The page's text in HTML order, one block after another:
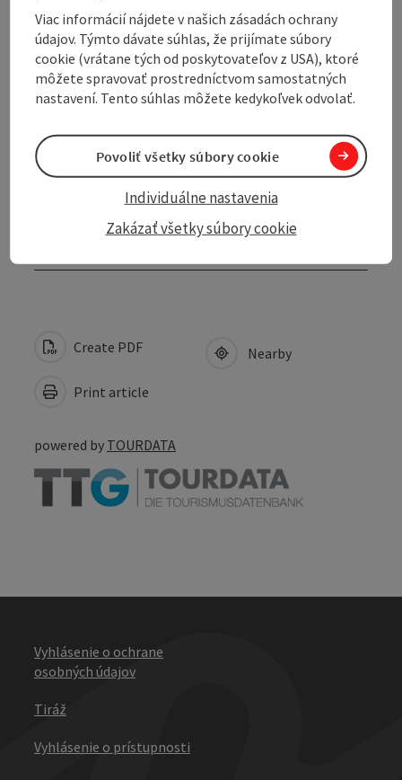
Equipment
Prices
Arrival
Suitability
Accessibility
Create PDF
Print article
Nearby
powered by TOURDATA
Vyhlásenie o ochrane
osobných údajov
Tiráž
Vyhlásenie o prístupnosti
Viac informácií nájdete v našich zásadách ochrany
údajov. Týmto dávate súhlas, že prijímate súbory
cookie (vrátane tých od poskytovateľov z USA), ktoré
môžete spravovať prostredníctvom samostatných
nastavení. Tento súhlas môžete kedykoľvek odvolať.
Zakázať všetky súbory cookie
Individuálne nastavenia
Povoliť všetky súbory cookie